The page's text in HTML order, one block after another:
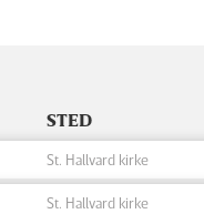
STED
St. Hallvard kirke
St. Hallvard kirke